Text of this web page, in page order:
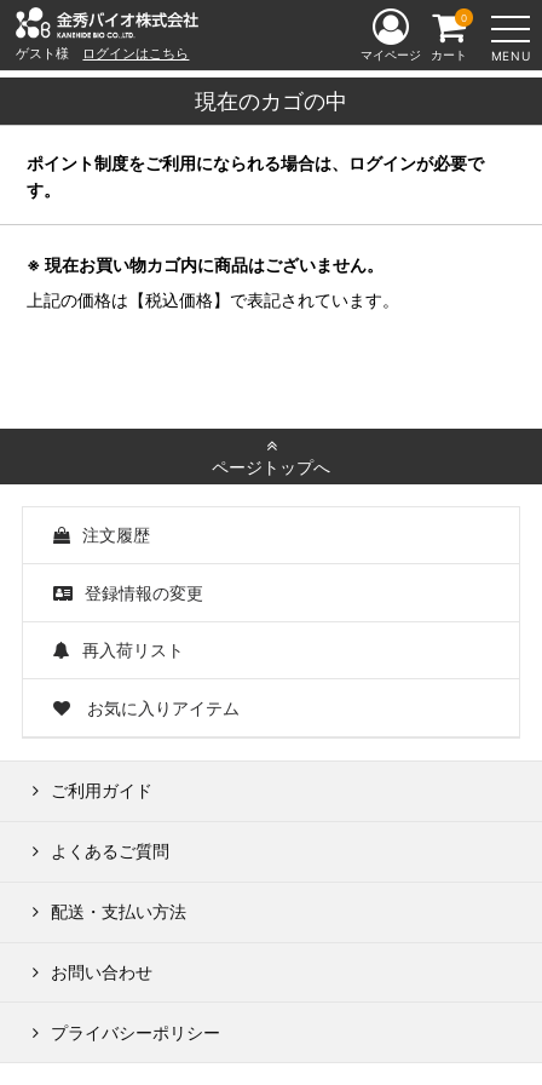
ゲスト様 ログインはこちら MENU
マイページ カート
0
現在のカゴの中
ポイント制度をご利用になられる場合は、ログインが必要で
す。
※ 現在お買い物カゴ内に商品はございません。
上記の価格は【税込価格】で表記されています。
ページトップへ
注文履歴
登録情報の変更
再入荷リスト
お気に入りアイテム
ご利用ガイド
よくあるご質問
配送・支払い方法
お問い合わせ
プライバシーポリシー